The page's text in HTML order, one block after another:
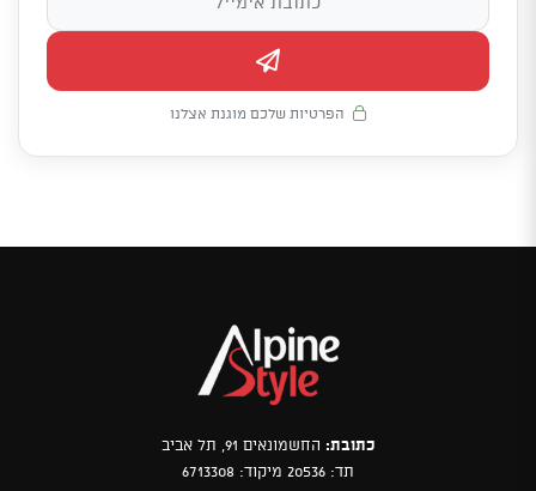
הפרטיות שלכם מוגנת אצלנו
כתובת: החשמונאים 91, תל אביב
תד: 20536 מיקוד: 6713308